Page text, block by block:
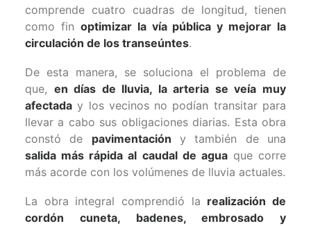
comprende cuatro cuadras de longitud, tienen
como fin optimizar la vía pública y mejorar la
circulación de los transeúntes.
De esta manera, se soluciona el problema de
que, en días de lluvia, la arteria se veía muy
afectada y los vecinos no podían transitar para
llevar a cabo sus obligaciones diarias. Esta obra
constó de pavimentación y también de una
salida más rápida al caudal de aguaque corre
más acorde con los volúmenes de lluvia actuales.
La obra integral comprendió la realización de
cordón cuneta, badenes, embrosado y